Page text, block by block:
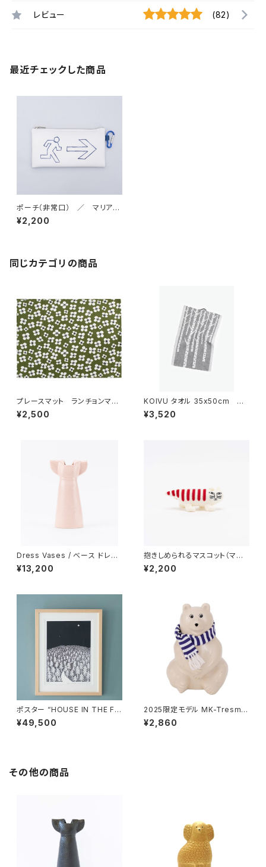
レビュー (82)
最近チェックした商品
ポーチ（非常口） ／ マリアン
ヌ・ハルバーグ Marianne Hal
lberg
¥2,200
同じカテゴリの商品
プレースマット ランチョンマッ
ト 「ベラミ」 / アルメダール
ス/ALMEDAHLS
¥2,500
KOIVU タオル 35x50cm
／ LAPUAN KANKURIT（ラ
プアン カンクリ）
¥3,520
Dress Vases / べース ドレス
（ピンク）/ Lisa Larson リ
サ・ラーソン
¥13,200
抱きしめられるマスコット（マイ
キー） / Lisa Larson リ
サ・ラーソン
¥2,200
ポスター “HOUSE IN THE FO
REST 26 A3” / ミナ ペルホ
ネン mina perhonen × クリ
¥49,500
2025限定モデル MK-Tresme
r シロクマ貯金箱 マフラー付
き / MK-Tresmer
¥2,860
その他の商品